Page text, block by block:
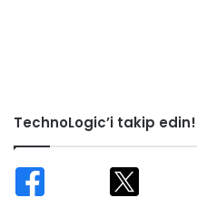
TechnoLogic’i takip edin!